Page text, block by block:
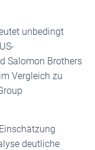
unbedingt
Salomon Brothers
Vergleich zu
deutliche